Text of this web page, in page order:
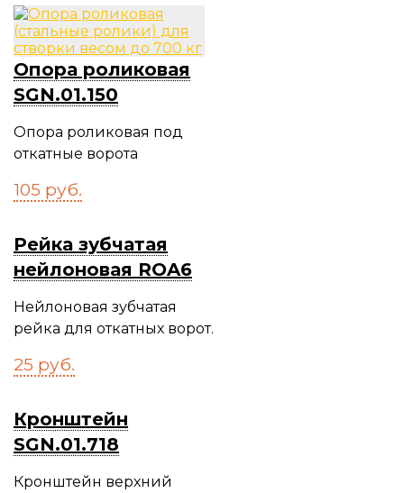
Опора роликовая
SGN.01.150
Опора роликовая под
откатные ворота
105 руб.
Рейка зубчатая
нейлоновая ROA6
Нейлоновая зубчатая
рейка для откатных ворот.
25 руб.
Кронштейн
SGN.01.718
Кронштейн верхний